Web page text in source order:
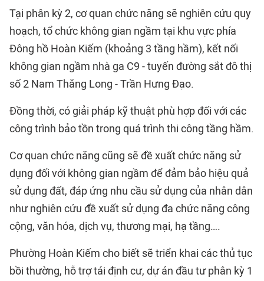
Tại phân kỳ 2, cơ quan chức năng sẽ nghiên cứu quy
hoạch, tổ chức không gian ngầm tại khu vực phía
Đông hồ Hoàn Kiếm (khoảng 3 tầng hầm), kết nối
không gian ngầm nhà ga C9 - tuyến đường sắt đô thị
số 2 Nam Thăng Long - Trần Hưng Đạo.
Đồng thời, có giải pháp kỹ thuật phù hợp đối với các
công trình bảo tồn trong quá trình thi công tầng hầm.
Cơ quan chức năng cũng sẽ đề xuất chức năng sử
dụng đối với không gian ngầm để đảm bảo hiệu quả
sử dụng đất, đáp ứng nhu cầu sử dụng của nhân dân
như nghiên cứu đề xuất sử dụng đa chức năng công
cộng, văn hóa, dịch vụ, thương mại, hạ tầng….
Phường Hoàn Kiếm cho biết sẽ triển khai các thủ tục
bồi thường, hỗ trợ tái định cư, dự án đầu tư phân kỳ 1